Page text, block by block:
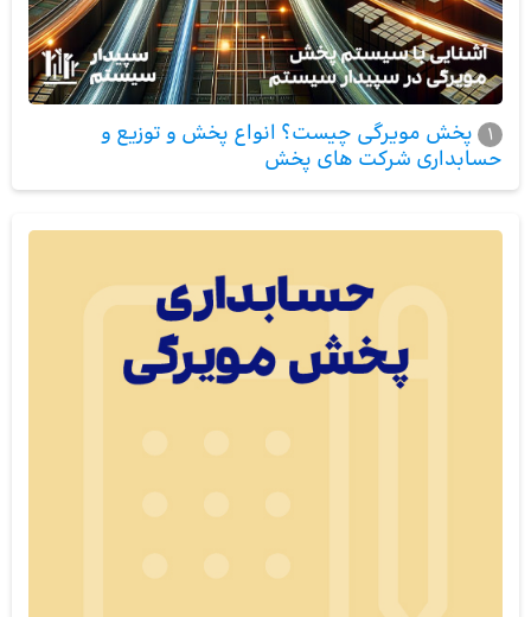
1
پخش مویرگی چیست؟ انواع پخش و توزیع و
حسابداری شرکت های پخش